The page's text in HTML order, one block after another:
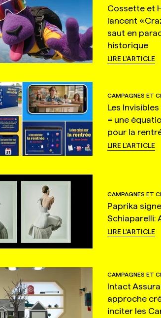
Cossette et
lancent
saut en
historique
LIRE L'ARTICLE
CAMPAGNES ET
Les
= une
pour la
LIRE L'ARTICLE
CAMPAGNES ET
Paprika
Schiaparelli:
LIRE L'ARTICLE
CAMPAGNES ET
Intact
approche
inciter les